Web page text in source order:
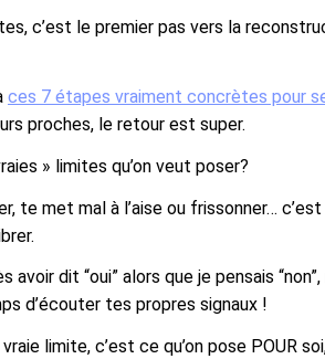
c’est le premier pas vers la
ces 7 étapes vraiment concrètes pour
proches, le retour est super.
» limites qu’on veut poser?
te met mal à l’aise ou frissonner…
avoir dit “oui” alors que je pensais
d’écouter tes propres signaux !
limite, c’est ce qu’on pose POUR